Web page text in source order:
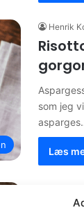
Henrik
som jeg
Læs